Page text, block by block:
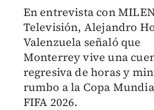
En entrevista con
Televisión, Alejandro
Valenzuela señaló que
Monterrey vive una
regresiva de horas y
rumbo a la Copa
FIFA 2026.